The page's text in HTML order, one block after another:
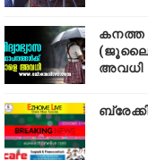
കനത്ത
(ജൂലൈ
അവധി